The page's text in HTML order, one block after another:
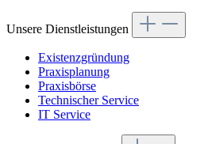
Unsere Dienstleistungen
Existenzgründung
Praxisplanung
Praxisbörse
Technischer Service
IT Service